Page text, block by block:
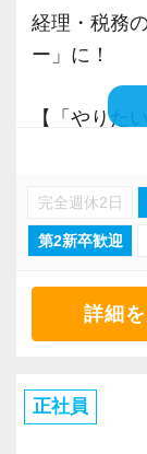
く、規模の
6年目職員
で、決算処
格は関係な
「税理士補
全員が年齢
職場となっ
勿論、資格
を推奨してい
経理・税務
ー」に！
【「やりた
できたこと
い、今の会
い…等々、
ないでしょ
私たちが目
ナル」です。
決して「経
完全週休2日
第2新卒歓迎
詳細
正社員